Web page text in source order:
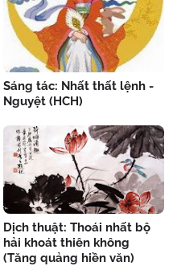
Sáng tác: Nhất thất lệnh -
Nguyệt (HCH)
Dịch thuật: Thoái nhất bộ
hải khoát thiên không
(Tăng quảng hiền văn)